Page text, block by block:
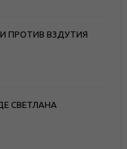
ПРОТИВ ВЗДУТИЯ
СВЕТЛАНА